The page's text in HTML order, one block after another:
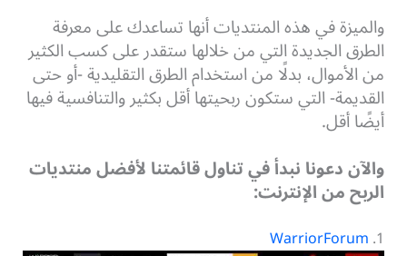
والميزة في هذه المنتديات أنها تساعدك على معرفة
الطرق الجديدة التي من خلالها ستقدر على كسب الكثير
من الأموال، بدلًا من استخدام الطرق التقليدية -أو حتى
القديمة- التي ستكون ربحيتها أقل بكثير والتنافسية فيها
أيضًا أقل.
والآن دعونا نبدأ في تناول قائمتنا لأفضل منتديات
الربح من الإنترنت:
1.
WarriorForum